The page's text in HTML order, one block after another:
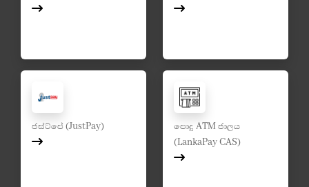
ජස්ට්පේ (JustPay)
පොදු ATM ජාලය
(LankaPay CAS)